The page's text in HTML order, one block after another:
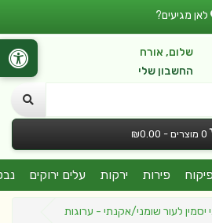
לאן מגיעים?
שלום, אורח
החשבון שלי
0 מוצרים - ₪0.00
פירות ירקות עלים ירוקים
יסמין לעור שומני/אקנתי - ערוגות